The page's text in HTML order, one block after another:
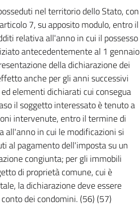
nel territorio dello Stato, con
7, su apposito modulo, entro il
relativa all'anno in cui il possesso
antecedentemente al 1 gennaio
della dichiarazione dei
anche per gli anni successivi
elementi dichiarati cui consegua
il soggetto interessato è tenuto a
intervenute, entro il termine di
all'anno in cui le modificazioni si
al pagamento dell'imposta su un
congiunta; per gli immobili
di proprietà comune, cui è
la dichiarazione deve essere
dei condomini. (56) (57)